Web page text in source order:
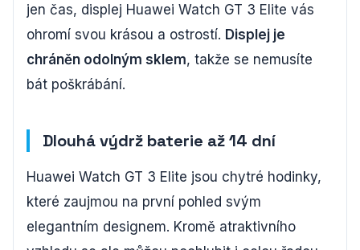
jen čas, displej Huawei Watch GT 3 Elite vás
ohromí svou krásou a ostrostí. Displej je
chráněn odolným sklem, takže se nemusíte
bát poškrábání.
Dlouhá výdrž baterie až 14 dní
Huawei Watch GT 3 Elite jsou chytré hodinky,
které zaujmou na první pohled svým
elegantním designem. Kromě atraktivního